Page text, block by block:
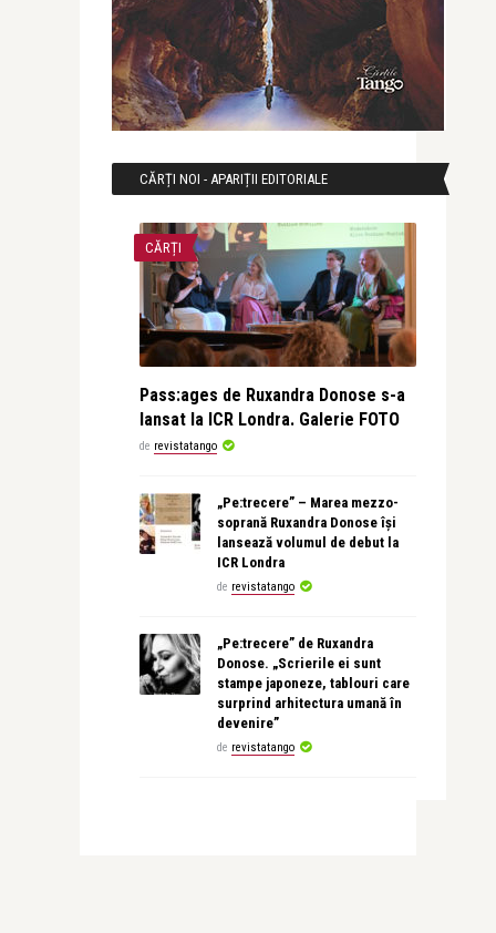
CĂRȚI NOI - APARIȚII EDITORIALE
CĂRȚI
Pass:ages de Ruxandra Donose s-a
lansat la ICR Londra. Galerie FOTO
de revistatango
„Pe:trecere” – Marea mezzo-
soprană Ruxandra Donose își
lansează volumul de debut la
ICR Londra
de revistatango
„Pe:trecere” de Ruxandra
Donose. „Scrierile ei sunt
stampe japoneze, tablouri care
surprind arhitectura umană în
devenire”
de revistatango